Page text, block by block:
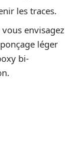
les traces.
vous envisagez
léger
bi-